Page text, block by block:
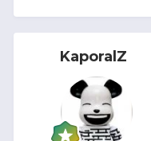
KaporalZ